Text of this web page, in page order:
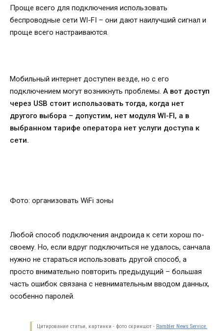
Проще всего для подключения использовать
беспроводные сети WI-FI – они дают наилучший сигнал и
проще всего настраиваются.
Мобильный интернет доступен везде, но с его
подключением могут возникнуть проблемы. А вот доступ
через USB стоит использовать тогда, когда нет
другого выбора – допустим, нет модуля WI-FI, а в
выбранном тарифе оператора нет услуги доступа к
сети.
Фото: организовать WiFi зоны
Любой способ подключения андроида к сети хорош по-
своему. Но, если вдруг подключиться не удалось, санчала
нужно не стараться использовать другой способ, а
просто внимательно повторить предыдущий – большая
часть ошибок связана с невнимательным вводом данных,
особенно паролей.
Цитирование статьи, картинки - фото скриншот - Rambler News Service.